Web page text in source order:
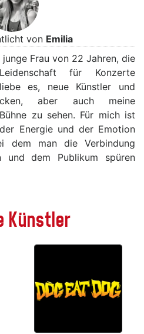
von Emilia
Frau von 22 Jahren, die
für Konzerte
es, neue Künstler und
aber auch meine
zu sehen. Für mich ist
Energie und der Emotion
dem man die Verbindung
und dem Publikum spüren
Künstler